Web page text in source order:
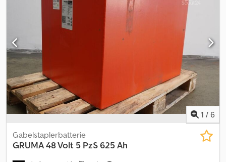
Dodpfx Aiozq S Tzjdokr
1 / 6
Gabelstaplerbatterie
GRUMA48 Volt 5 PzS 625 Ah